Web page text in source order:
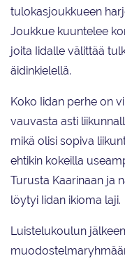
tulokasjoukkueen
Joukkue kuuntelee
joita Iidalle välittää
äidinkielellä.
Koko Iidan perhe on
vauvasta asti
mikä olisi sopiva
ehtikin kokeilla
Turusta Kaarinaan ja
löytyi Iidan ikioma laji.
Luistelukoulun